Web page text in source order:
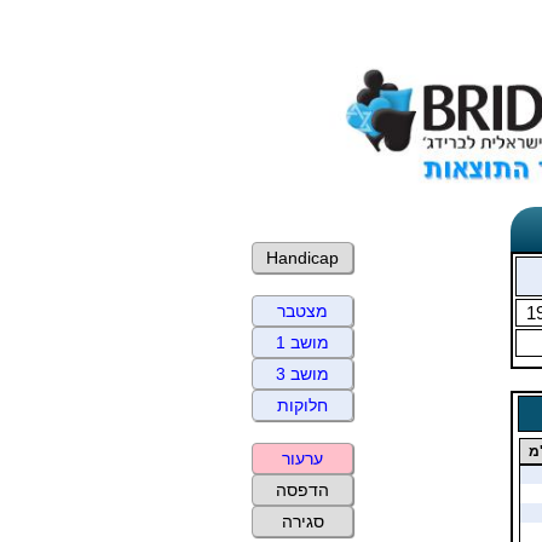
Handicap
מצטבר
מושב 1
מושב 3
חלוקות
ערעור
הדפסה
סגירה